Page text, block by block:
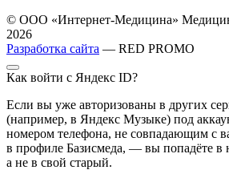
© ООО «Интернет-Медицина»
2026
Разработка сайта — RED PROMO
Как войти с Яндекс ID?
Если вы уже авторизованы в других
(например, в Яндекс Музыке) под
номером телефона, не совпадающим с
в профиле Базисмеда, — вы попадёте в
а не в свой старый.